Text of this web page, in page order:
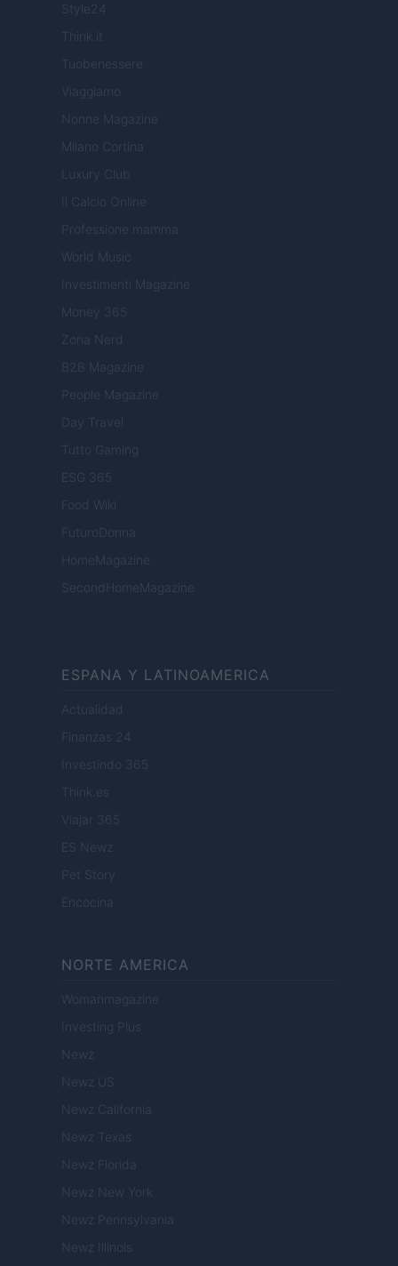
Style24
Think.it
Tuobenessere
Viaggiamo
Nonne Magazine
Milano Cortina
Luxury Club
Il Calcio Online
Professione mamma
World Music
Investimenti Magazine
Money 365
Zona Nerd
B2B Magazine
People Magazine
Day Travel
Tutto Gaming
ESG 365
Food Wiki
FuturoDonna
HomeMagazine
SecondHomeMagazine
ESPANA Y LATINOAMERICA
Actualidad
Finanzas 24
Investindo 365
Think.es
Viajar 365
ES Newz
Pet Story
Encocina
NORTE AMERICA
Womanmagazine
Investing Plus
Newz
Newz US
Newz California
Newz Texas
Newz Florida
Newz New York
Newz Pennsylvania
Newz Illinois